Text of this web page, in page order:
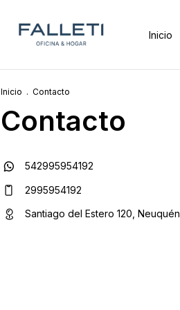
Inicio
Inicio . Contacto
Contacto
542995954192
2995954192
Santiago del Estero 120, Neuquén